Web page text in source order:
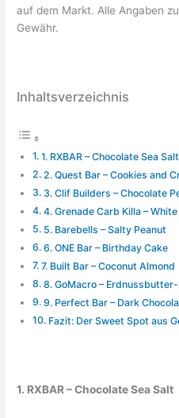
auf dem Markt. Alle Angaben
Gewähr.
Inhaltsverzeichnis
1. RXBAR – Chocolate Sea Salt
2. Quest Bar – Cookies and
3. Clif Builders – Chocolate
4. Grenade Carb Killa –
5. Barebells – Salty Peanut
6. ONE Bar – Birthday Cake
7. Built Bar – Coconut Almond
8. GoMacro –
9. Perfect Bar – Dark
Fazit: Der Sweet Spot aus
1. RXBAR – Chocolate Sea Salt